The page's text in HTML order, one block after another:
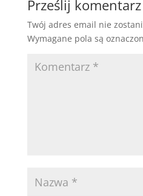
Prześlij komentarz
Twój adres email nie
Wymagane pola są